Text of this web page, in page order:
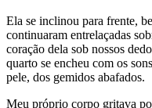
Ela se inclinou para frente,
continuaram entrelaçadas
coração dela sob nossos
quarto se encheu com os
pele, dos gemidos abafados.
Meu próprio corpo gritava